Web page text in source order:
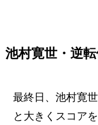
池村寛世・逆
最終日、池村寛
と大きくスコア